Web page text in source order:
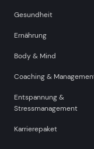
Gesundheit
Ernährung
Body & Mind
Coaching &
Entspannung &
Stressmanagement
Karrierepaket